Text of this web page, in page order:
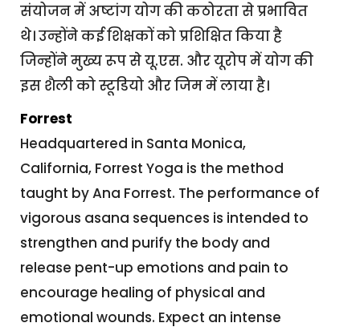
संयोजन में अष्टांग योग की कठोरता से प्रभावित
थे। उन्होंने कई शिक्षकों को प्रशिक्षित किया है
जिन्होंने मुख्य रूप से यू.एस. और यूरोप में योग की
इस शैली को स्टूडियो और जिम में लाया है।
Forrest
Headquartered in Santa Monica,
California, Forrest Yoga is the method
taught by Ana Forrest. The performance of
vigorous asana sequences is intended to
strengthen and purify the body and
release pent-up emotions and pain to
encourage healing of physical and
emotional wounds. Expect an intense